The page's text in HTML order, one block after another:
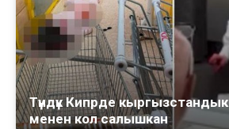
Түндүк Кипрде
менен кол салышкан